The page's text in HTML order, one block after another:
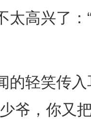
太高兴了
轻笑传入
爷，你又